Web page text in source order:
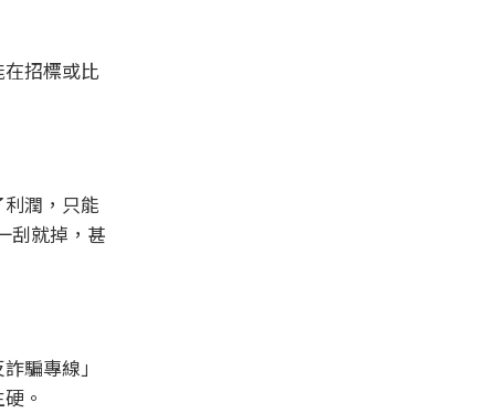
招標或比
潤，只能
刮就掉，甚
騙專線」
。